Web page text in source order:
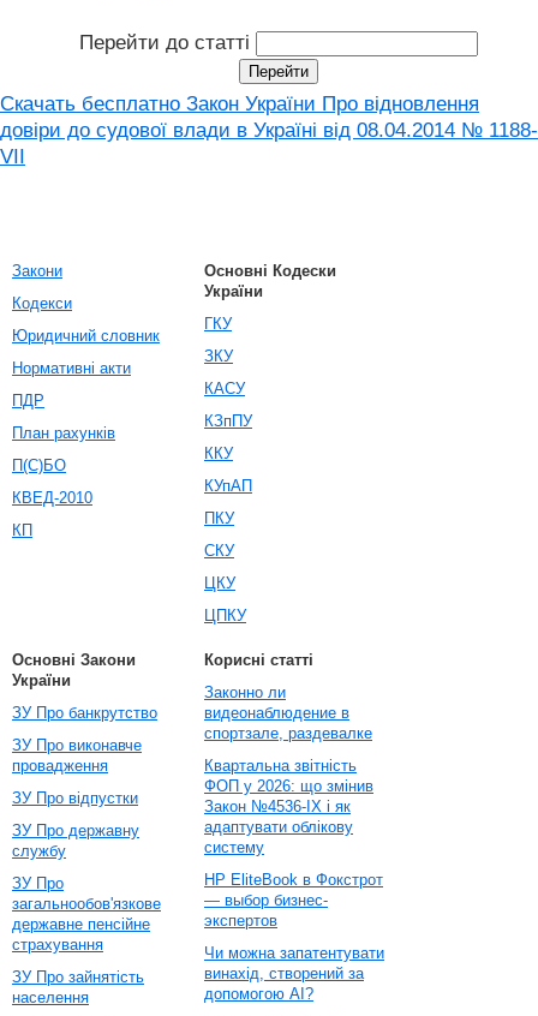
Перейти до статті
Скачать бесплатно Закон України Про відновлення
довіри до судової влади в Україні від 08.04.2014 № 1188-
VII
Закони
Кодекси
Юридичний словник
Нормативні акти
ПДР
План рахунків
П(С)БО
КВЕД-2010
КП
Основні Кодески
України
ГКУ
ЗКУ
КАСУ
КЗпПУ
ККУ
КУпАП
ПКУ
СКУ
ЦКУ
ЦПКУ
Основні Закони
України
ЗУ Про банкрутство
ЗУ Про виконавче
провадження
ЗУ Про відпустки
ЗУ Про державну
службу
ЗУ Про
загальнообов'язкове
державне пенсійне
страхування
ЗУ Про зайнятість
населення
Корисні статті
Законно ли
видеонаблюдение в
спортзале, раздевалке
Квартальна звітність
ФОП у 2026: що змінив
Закон №4536-IX і як
адаптувати облікову
систему
HP EliteBook в Фокстрот
— выбор бизнес-
экспертов
Чи можна запатентувати
винахід, створений за
допомогою AI?